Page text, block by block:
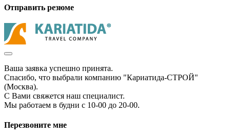
Отправить резюме
Ваша заявка успешно принята.
Спасибо, что выбрали компанию "Кариатида-СТРОЙ"
(Москва).
С Вами свяжется наш специалист.
Мы работаем в будни с 10-00 до 20-00.
Перезвоните мне